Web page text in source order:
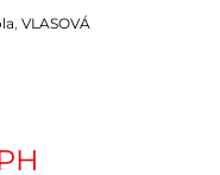
VLASOVÁ